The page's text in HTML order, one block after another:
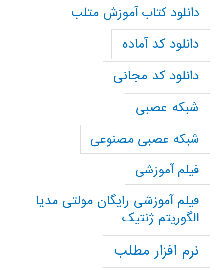
دانلود کتاب آموزش متلب
دانلود کد آماده
دانلود کد مجانی
شبکه عصبی
شبکه عصبی مصنوعی
فیلم آموزشی
فیلم آموزشی رایگان مولتی مدیا
الگوریتم ژنتیک
نرم افزار مطلب